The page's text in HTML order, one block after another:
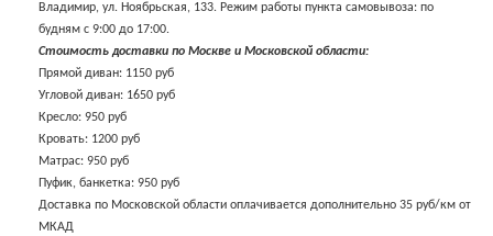
Владимир, ул. Ноябрьская, 133. Режим работы пункта самовывоза: по
будням с 9:00 до 17:00.
Стоимость доставки по Москве и Московской области:
Прямой диван: 1150 руб
Угловой диван: 1650 руб
Кресло: 950 руб
Кровать: 1200 руб
Матрас: 950 руб
Пуфик, банкетка: 950 руб
Доставка по Московской области оплачивается дополнительно 35 руб/км от
МКАД